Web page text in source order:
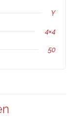
Y
4×4
50